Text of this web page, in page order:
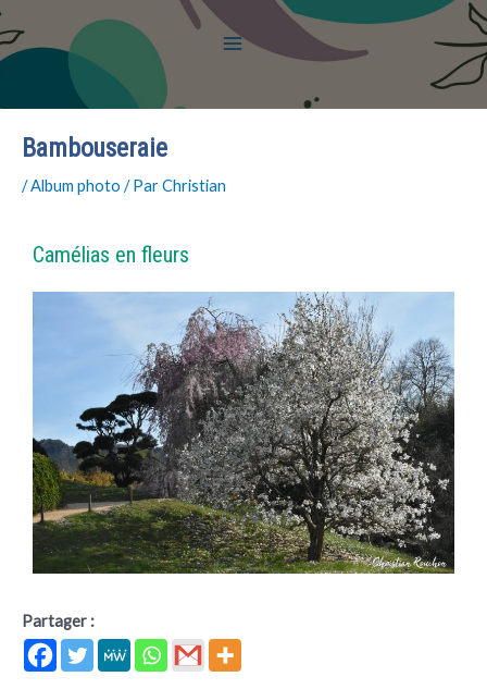
Bambouseraie
/Album photo / ParChristian
Camélias en fleurs
Partager :